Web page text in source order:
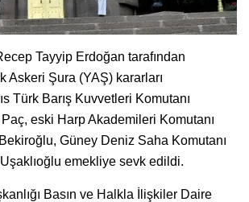
Tayyip Erdoğan tarafından
Askeri Şura (YAŞ) kararları
Türk Barış Kuvvetleri Komutanı
eski Harp Akademileri Komutanı
Güney Deniz Saha Komutanı
emekliye sevk edildi.
Basın ve Halkla İlişkiler Daire